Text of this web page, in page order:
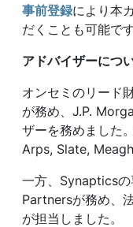
事前登録により本
だくことも可能です
アドバイザーにつ
オンセミのリード
が務め、J.P.
ザーを務めました
Arps, Slate,
一方、Synaptics
Partnersが務め、
が担当しました。